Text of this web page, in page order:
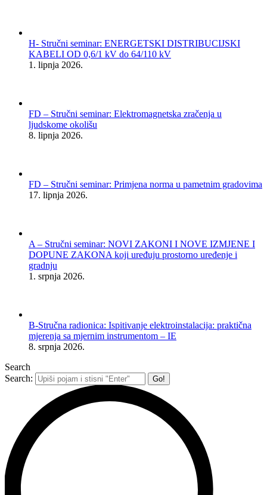
H- Stručni seminar: ENERGETSKI DISTRIBUCIJSKI
KABELI OD 0,6/1 kV do 64/110 kV
1. lipnja 2026.
FD – Stručni seminar: Elektromagnetska zračenja u
ljudskome okolišu
8. lipnja 2026.
FD – Stručni seminar: Primjena norma u pametnim gradovima
17. lipnja 2026.
A – Stručni seminar: NOVI ZAKONI I NOVE IZMJENE I
DOPUNE ZAKONA koji uređuju prostorno uređenje i
gradnju
1. srpnja 2026.
B-Stručna radionica: Ispitivanje elektroinstalacija: praktična
mjerenja sa mjernim instrumentom – IE
8. srpnja 2026.
Search
Search: